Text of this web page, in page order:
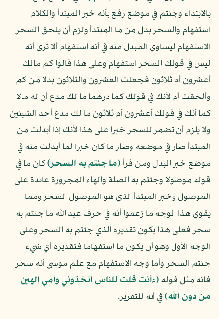
بالابتداء وجئتم في موضع رفع بأنه خبر المبتدأ والكلام
استفهام والسحر بدل من ما المبتدأ ولزم أن يلحق السحر
الاستفهام ليساوي المبدل منه في أنه استفهام ألا ترى أنه
ليس في قولك السحر استفهام وعلى هذا قالوا كم مالك
أعشرون أم ثلاثون فجعلت العشرون والثلاثون بدلا من كم
وألحقت أم لأنك في قولك كما درهما ما لك مدع أن له مالا
كما أنك في قولك أعشرون أم ثلاثون ما لك مدع أحد الشيئين
ولا يلزم أن تضمر للسحر خبرا على هذا لأنك إذا أبدلت من
المبتدأ صار في موضعه وصار ما كان خبرا لما أبدلت منه في
موضع خبر البدل ومن قرأ﴿ما جئتم به السحر﴾كان ما في
قوله موصولا وجئتم به الصلة والهاء المجرورة عائدة على
الموصول وخبر المبتدأ الذي هو الموصول السحر ومما
يقوي هذا الوجه ما زعموا أنه في حرف عبد الله ما جئتم به
سحر فعلى هذا يكون تقديره الذي جئتم به السحر وعلى
الوجه الأول وهو أن يكون ما استفهاما فتقديره أي شيء
جئتم السحر وأما وجه الاستفهام مع علم موسى أنه سحر
فإنه مثل قوله﴿ءأنت قلت للناس اتخذوني وأمي إلهين
من دون الله﴾في أنه للتقرير.